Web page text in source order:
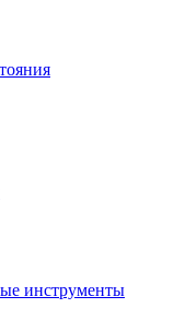
инструменты